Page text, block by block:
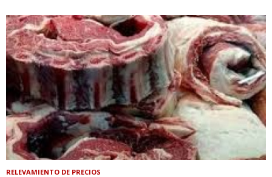
RELEVAMIENTO DE PRECIOS